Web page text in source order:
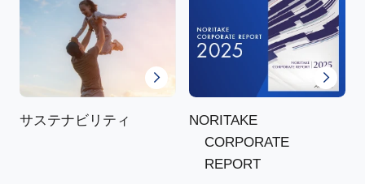
サステナビリティ
NORITAKE
CORPORATE
REPORT